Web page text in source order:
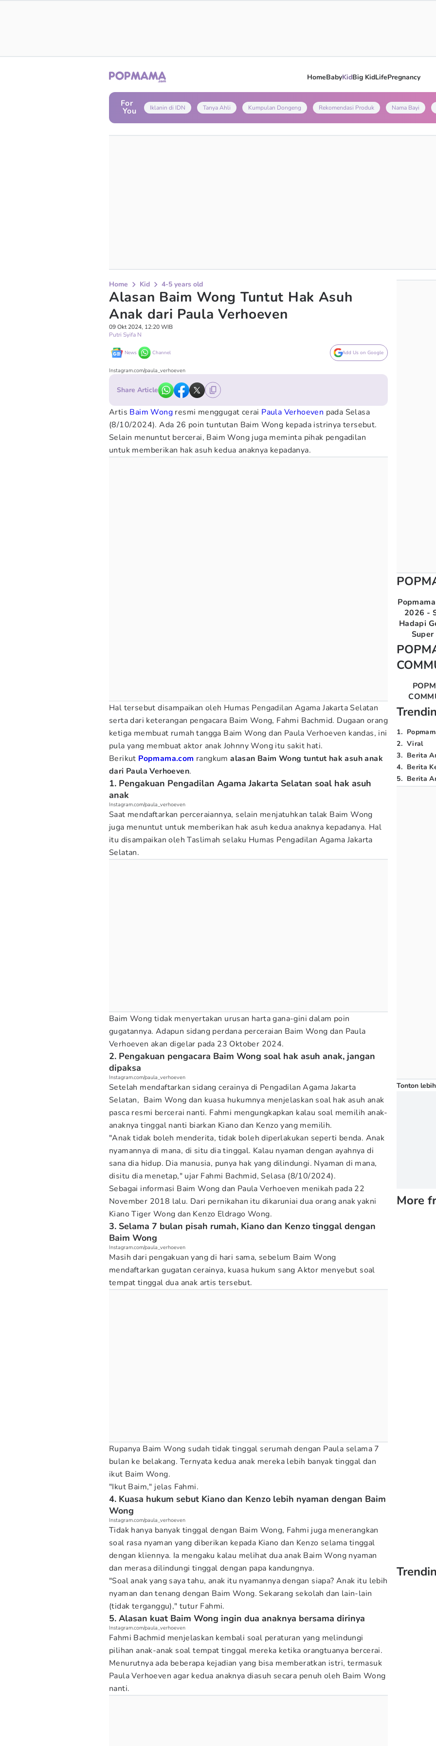
HomeBabyKidBig KidLifePregnancy
For
You Iklanin di IDN Tanya Ahli Kumpulan Dongeng Rekomendasi Produk Nama Bayi
Home Kid 4-5 years old
Alasan Baim Wong Tuntut Hak Asuh
Anak dari Paula Verhoeven
09 Okt 2024, 12:20 WIB
Putri Syifa N
News Channel Add Us on Google
Instagram.com/paula_verhoeven
Share Article
Artis Baim Wong resmi menggugat cerai Paula Verhoeven pada Selasa
(8/10/2024). Ada 26 poin tuntutan Baim Wong kepada istrinya tersebut.
Selain menuntut bercerai, Baim Wong juga meminta pihak pengadilan
untuk memberikan hak asuh kedua anaknya kepadanya.
Hal tersebut disampaikan oleh Humas Pengadilan Agama Jakarta Selatan
serta dari keterangan pengacara Baim Wong, Fahmi Bachmid. Dugaan orang
ketiga membuat rumah tangga Baim Wong dan Paula Verhoeven kandas, ini
pula yang membuat aktor anak Johnny Wong itu sakit hati.
Berikut Popmama.com rangkumalasan Baim Wong tuntut hak asuh anak
dari Paula Verhoeven.
1. Pengakuan Pengadilan Agama Jakarta Selatan soal hak asuh
anak
Instagram.com/paula_verhoeven
Saat mendaftarkan perceraiannya, selain menjatuhkan talak Baim Wong
juga menuntut untuk memberikan hak asuh kedua anaknya kepadanya. Hal
itu disampaikan oleh Taslimah selaku Humas Pengadilan Agama Jakarta
Selatan.
Baim Wong tidak menyertakan urusan harta gana-gini dalam poin
gugatannya. Adapun sidang perdana perceraian Baim Wong dan Paula
Verhoeven akan digelar pada 23 Oktober 2024.
2. Pengakuan pengacara Baim Wong soal hak asuh anak, jangan
dipaksa
Instagram.com/paula_verhoeven
Setelah mendaftarkan sidang cerainya di Pengadilan Agama Jakarta
Selatan, Baim Wong dan kuasa hukumnya menjelaskan soal hak asuh anak
pasca resmi bercerai nanti. Fahmi mengungkapkan kalau soal memilih anak-
anaknya tinggal nanti biarkan Kiano dan Kenzo yang memilih.
"Anak tidak boleh menderita, tidak boleh diperlakukan seperti benda. Anak
nyamannya di mana, di situ dia tinggal. Kalau nyaman dengan ayahnya di
sana dia hidup. Dia manusia, punya hak yang dilindungi. Nyaman di mana,
disitu dia menetap," ujar Fahmi Bachmid, Selasa (8/10/2024).
Sebagai informasi Baim Wong dan Paula Verhoeven menikah pada 22
November 2018 lalu. Dari pernikahan itu dikaruniai dua orang anak yakni
Kiano Tiger Wong dan Kenzo Eldrago Wong.
3. Selama 7 bulan pisah rumah, Kiano dan Kenzo tinggal dengan
Baim Wong
Instagram.com/paula_verhoeven
Masih dari pengakuan yang di hari sama, sebelum Baim Wong
mendaftarkan gugatan cerainya, kuasa hukum sang Aktor menyebut soal
tempat tinggal dua anak artis tersebut.
Rupanya Baim Wong sudah tidak tinggal serumah dengan Paula selama 7
bulan ke belakang. Ternyata kedua anak mereka lebih banyak tinggal dan
ikut Baim Wong.
"Ikut Baim," jelas Fahmi.
4. Kuasa hukum sebut Kiano dan Kenzo lebih nyaman dengan Baim
Wong
Instagram.com/paula_verhoeven
Tidak hanya banyak tinggal dengan Baim Wong, Fahmi juga menerangkan
soal rasa nyaman yang diberikan kepada Kiano dan Kenzo selama tinggal
dengan kliennya. Ia mengaku kalau melihat dua anak Baim Wong nyaman
dan merasa dilindungi tinggal dengan papa kandungnya.
"Soal anak yang saya tahu, anak itu nyamannya dengan siapa? Anak itu lebih
nyaman dan tenang dengan Baim Wong. Sekarang sekolah dan lain-lain
(tidak terganggu)," tutur Fahmi.
5. Alasan kuat Baim Wong ingin dua anaknya bersama dirinya
Instagram.com/paula_verhoeven
Fahmi Bachmid menjelaskan kembali soal peraturan yang melindungi
pilihan anak-anak soal tempat tinggal mereka ketika orangtuanya bercerai.
Menurutnya ada beberapa kejadian yang bisa memberatkan istri, termasuk
Paula Verhoeven agar kedua anaknya diasuh secara penuh oleh Baim Wong
nanti.
2026 -
Hadapi
1.
2. Viral
3. Berita
4. Berita
5. Berita
Tonton
More